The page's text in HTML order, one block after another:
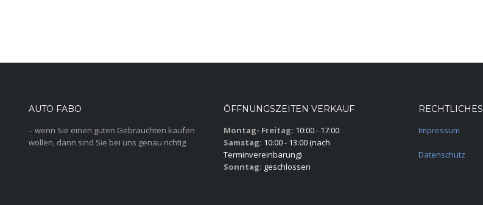
AUTO FABO
– wenn Sie einen guten Gebrauchten kaufen
wollen, dann sind Sie bei uns genau richtig
ÖFFNUNGSZEITEN VERKAUF
Montag- Freitag: 10:00 - 17:00
Samstag: 10:00 - 13:00 (nach
Terminvereinbarung)
Sonntag: geschlossen
RECHTLICHES
Impressum
Datenschutz